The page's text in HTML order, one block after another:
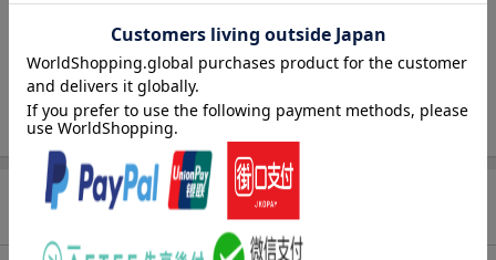
史上最大規模の北米大会（アメリカ、カナダ、メキシコの3カ国開
催）、全104試合の見どころをわかりやすく解説！
・出場48カ国分析（特徴、予想フォーメーション、キープレイヤ
ー、監督紹介、戦術紹介）
・出場予想選手、総数1500人強の基本情報を紹介。各国中心選手
は顔写真付きの選手名鑑として、プレーの特徴なども掲載。
・大会カレンダー
・大会のレギュレーション（ルール）など初心者にもわかりやす
く解説
商品レビュー（2件）